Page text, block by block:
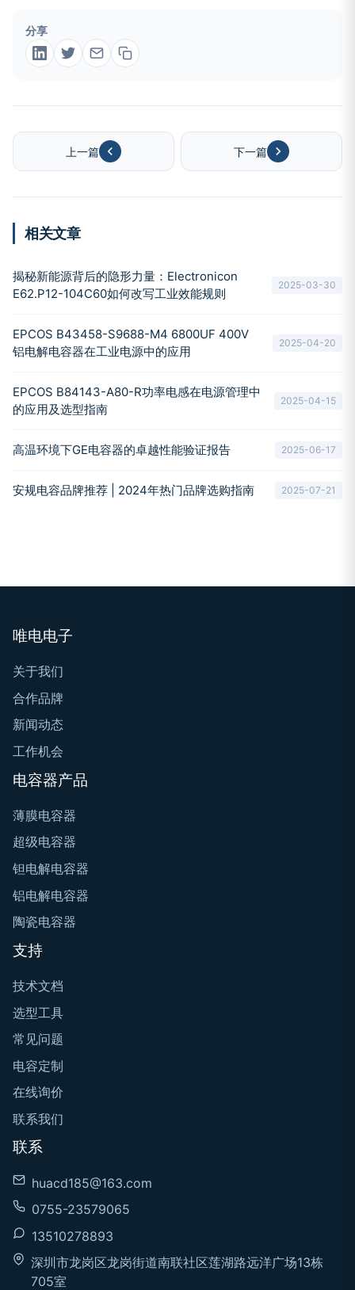
分享
上一篇 下一篇
相关文章
揭秘新能源背后的隐形力量：Electronicon
E62.P12-104C60如何改写工业效能规则
2025-03-30
EPCOS B43458-S9688-M4 6800UF 400V
铝电解电容器在工业电源中的应用
2025-04-20
EPCOS B84143-A80-R功率电感在电源管理中
的应用及选型指南
2025-04-15
高温环境下GE电容器的卓越性能验证报告 2025-06-17
安规电容品牌推荐 | 2024年热门品牌选购指南 2025-07-21
唯电电子
关于我们
合作品牌
新闻动态
工作机会
电容器产品
薄膜电容器
超级电容器
钽电解电容器
铝电解电容器
陶瓷电容器
支持
技术文档
选型工具
常见问题
电容定制
在线询价
联系我们
联系
huacd185@163.com
0755-23579065
13510278893
深圳市龙岗区龙岗街道南联社区莲湖路远洋广场13栋
705室